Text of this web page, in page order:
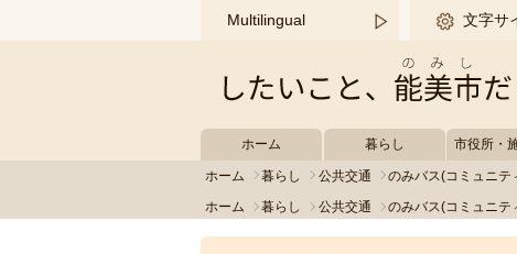
このページの本文へ移動するMultilingual 文字サ
ホーム 暮らし 市役所・
ホーム 暮らし 公共交通 のみバス(コミュニテ
ホーム 暮らし 公共交通 のみバス(コミュニテ